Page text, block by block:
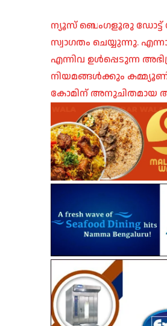
ന്യൂസ് ബെംഗളൂരു ഡോട്ട്
സ്വാഗതം ചെയ്യുന്നു.
എന്നിവ ഉൾപ്പെടുന്ന
നിയമങ്ങൾക്കും
കോമിന് അനുചിതമായ